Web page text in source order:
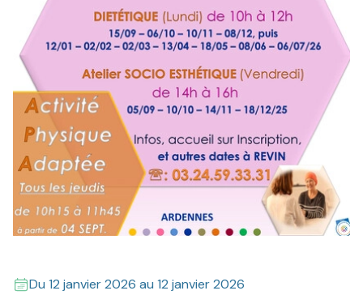
Du 12 janvier 2026 au 12 janvier 2026